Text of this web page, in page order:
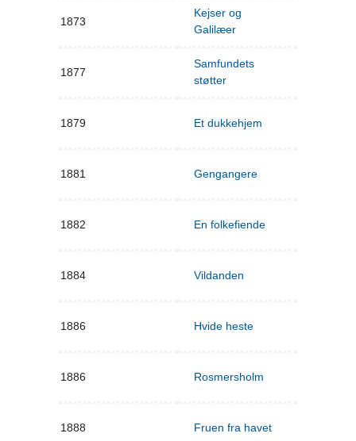
1873
Kejser og
Galilæer
1877
Samfundets
støtter
1879 Et dukkehjem
1881 Gengangere
1882 En folkefiende
1884 Vildanden
1886 Hvide heste
1886 Rosmersholm
1888 Fruen fra havet